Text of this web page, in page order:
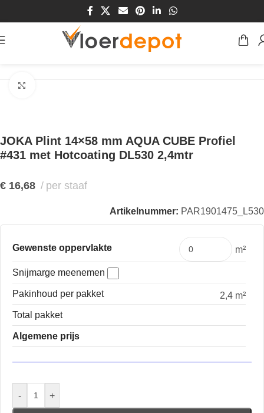
JOKA Plint 14×58 mm AQUA CUBE Profiel
#431 met Hotcoating DL530 2,4mtr
€ 16,68 per staaf
Artikelnummer: PAR1901475_L530
Gewenste oppervlakte m²
Snijmarge meenemen
Pakinhoud per pakket
2,4 m²
Total pakket
Algemene prijs
- +